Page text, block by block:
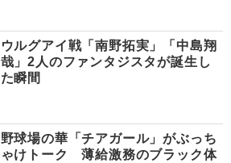
ウルグアイ戦「南野拓実」「中島翔
哉」2人のファンタジスタが誕生し
た瞬間
野球場の華「チアガール」がぶっち
ゃけトーク 薄給激務のブラック体